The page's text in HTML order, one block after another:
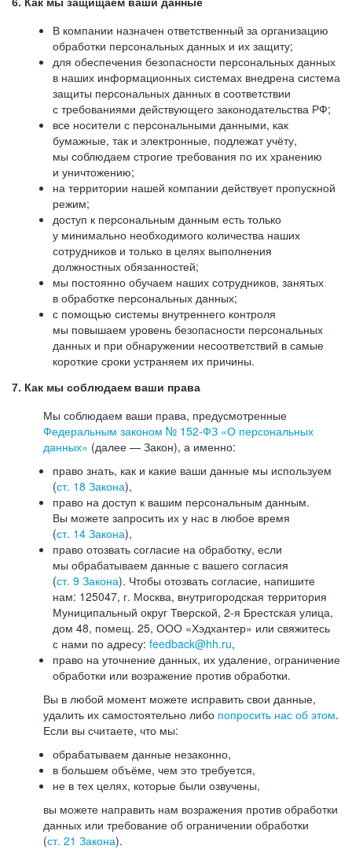
В компании назначен ответственный за организацию
обработки персональных данных и их защиту;
для обеспечения безопасности персональных данных
в наших информационных системах внедрена система
защиты персональных данных в соответствии
с требованиями действующего законодательства РФ;
все носители с персональными данными, как
бумажные, так и электронные, подлежат учёту,
мы соблюдаем строгие требования по их хранению
и уничтожению;
на территории нашей компании действует пропускной
режим;
доступ к персональным данным есть только
у минимально необходимого количества наших
сотрудников и только в целях выполнения
должностных обязанностей;
мы постоянно обучаем наших сотрудников, занятых
в обработке персональных данных;
с помощью системы внутреннего контроля
мы повышаем уровень безопасности персональных
данных и при обнаружении несоответствий в самые
короткие сроки устраняем их причины.
7. Как мы соблюдаем ваши права
Мы соблюдаем ваши права, предусмотренные
Федеральным законом № 152-ФЗ «О персональных
данных» (далее — Закон), а именно:
право знать, как и какие ваши данные мы используем
(ст. 18 Закона),
право на доступ к вашим персональным данным.
Вы можете запросить их у нас в любое время
(ст. 14 Закона),
право отозвать согласие на обработку, если
мы обрабатываем данные с вашего согласия
(ст. 9 Закона). Чтобы отозвать согласие, напишите
нам: 125047, г. Москва, внутригородская территория
Муниципальный округ Тверской, 2-я Брестская улица,
дом 48, помещ. 25, ООО «Хэдхантер» или свяжитесь
с нами по адресу: feedback@hh.ru,
право на уточнение данных, их удаление, ограничение
обработки или возражение против обработки.
Вы в любой момент можете исправить свои данные,
удалить их самостоятельно либо попросить нас об этом.
Если вы считаете, что мы:
обрабатываем данные незаконно,
в большем объёме, чем это требуется,
не в тех целях, которые были озвучены,
вы можете направить нам возражения против обработки
данных или требование об ограничении обработки
(ст. 21 Закона).